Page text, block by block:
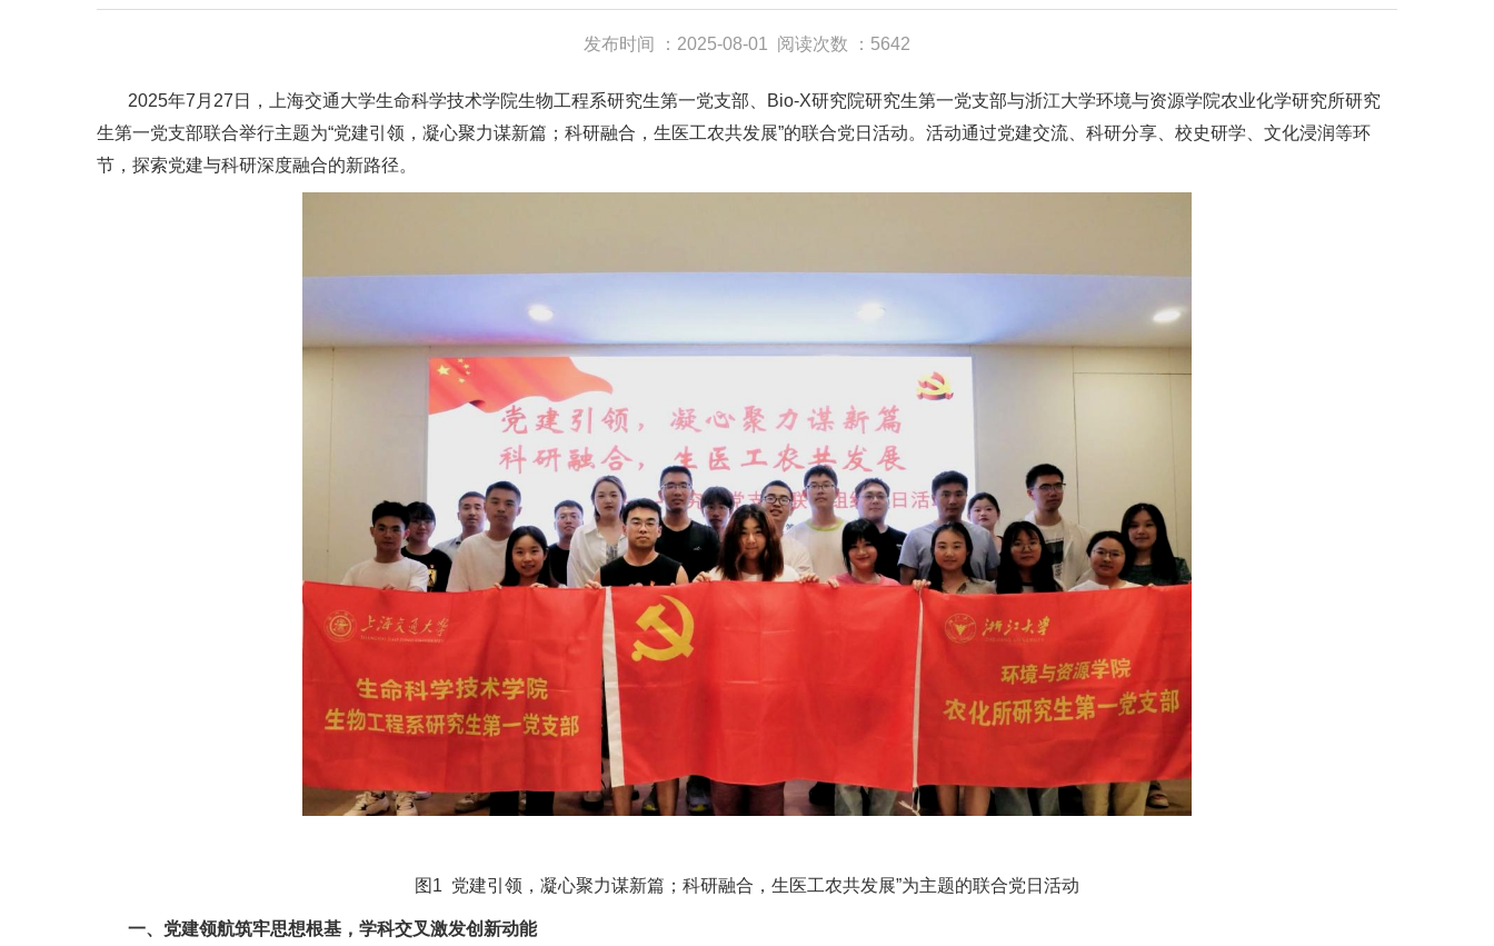
发布时间 ：2025-08-01 阅读次数 ：5642
2025年7月27日，上海交通大学生命科学技术学院生物工程系研究生第一党支部、Bio-X研究院研究生第一党支部与浙江大学环境与资源学院农业化学研究所研究
生第一党支部联合举行主题为“党建引领，凝心聚力谋新篇；科研融合，生医工农共发展”的联合党日活动。活动通过党建交流、科研分享、校史研学、文化浸润等环
节，探索党建与科研深度融合的新路径。
图1 党建引领，凝心聚力谋新篇；科研融合，生医工农共发展”为主题的联合党日活动
一、党建领航筑牢思想根基，学科交叉激发创新动能